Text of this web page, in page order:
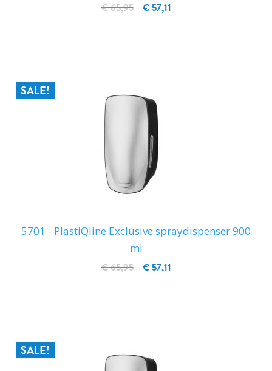
€ 57,11
€ 65,95
SALE!
5701 - PlastiQline Exclusive spraydispenser 900
ml
€ 57,11
€ 65,95
SALE!